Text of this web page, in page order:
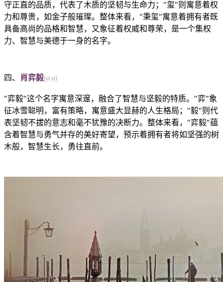
守正直的品质，代表了木质的坚韧与生命力；"玺"则寓意着权
力和尊贵，如金子般璀璨。整体来看，"秉玺"寓意着拥有者既
具备高尚的品格和智慧，又象征着权威和尊荣，是一个集权
力、智慧与美德于一身的名字。
四、 肖弈毅(yì yì)
"弈毅"这个名字寓意深邃，融合了智慧与坚毅的特质。"弈"象
征冰雪聪明，富有策略，寓意盛大显赫的人生格局；"毅"则代
表坚韧不拔的意志和毫不犹豫的决断力。整体来看，"弈毅"蕴
含着智慧与勇气并存的美好寄望，预示着拥有者将如坚强的树
木般，智慧生长，勇往直前。